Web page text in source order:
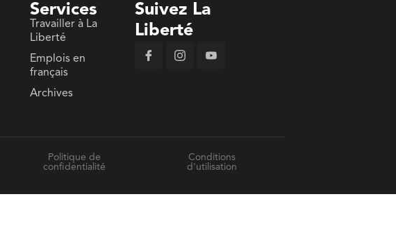
Services
Travailler à La
Liberté
Emplois en
français
Archives
Suivez La
Liberté
Politique de
confidentialité
Conditions
d'utilisation